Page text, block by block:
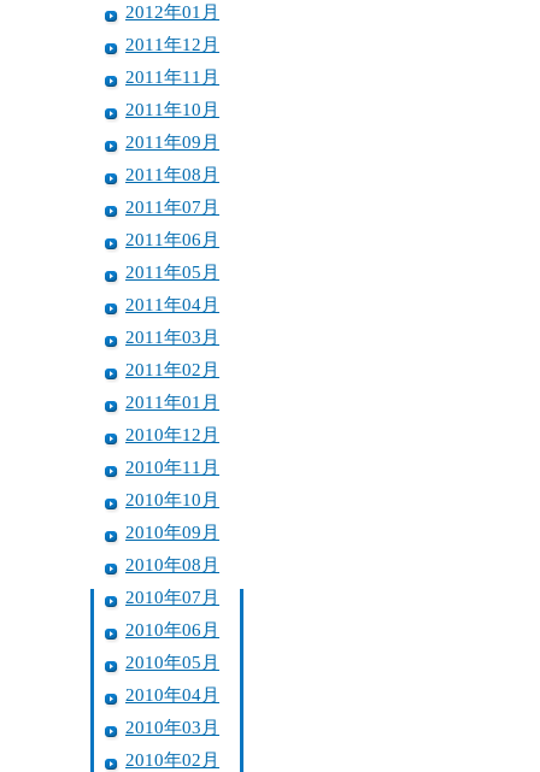
2012年01月
2011年12月
2011年11月
2011年10月
2011年09月
2011年08月
2011年07月
2011年06月
2011年05月
2011年04月
2011年03月
2011年02月
2011年01月
2010年12月
2010年11月
2010年10月
2010年09月
2010年08月
2010年07月
2010年06月
2010年05月
2010年04月
2010年03月
2010年02月